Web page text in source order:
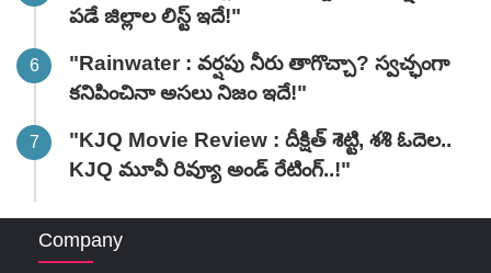
పడే జిల్లాల లిస్ట్ ఇదే!"
"Rainwater : వర్షపు నీరు తాగొచ్చా? స్వచ్ఛంగా
కనిపించినా అసలు నిజం ఇదే!"
"KJQ Movie Review : దీక్షిత్ శెట్టి, శశి ఓదెల..
KJQ మూవీ రివ్యూ అండ్ రేటింగ్‌..!"
Company